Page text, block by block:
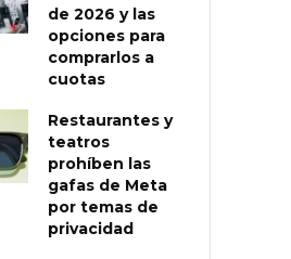
de 2026 y las
opciones para
comprarlos a
cuotas
Restaurantes y
teatros
prohíben las
gafas de Meta
por temas de
privacidad